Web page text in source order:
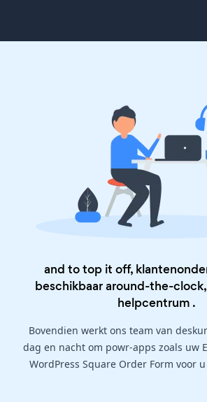
and to top it off,
beschikbaar around-the-
helpcentrum .
Bovendien werkt ons team van
dag en nacht om powr-apps zoals uw
WordPress Square Order Form voor